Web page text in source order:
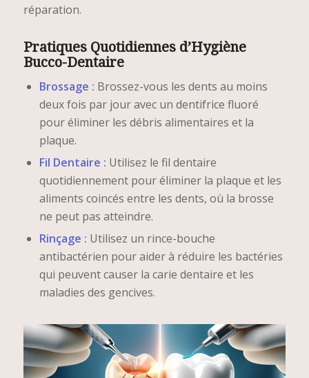
réparation.
Pratiques Quotidiennes d’Hygiène
Bucco-Dentaire
Brossage : Brossez-vous les dents au moins
deux fois par jour avec un dentifrice fluoré
pour éliminer les débris alimentaires et la
plaque.
Fil Dentaire : Utilisez le fil dentaire
quotidiennement pour éliminer la plaque et les
aliments coincés entre les dents, où la brosse
ne peut pas atteindre.
Rinçage : Utilisez un rince-bouche
antibactérien pour aider à réduire les bactéries
qui peuvent causer la carie dentaire et les
maladies des gencives.